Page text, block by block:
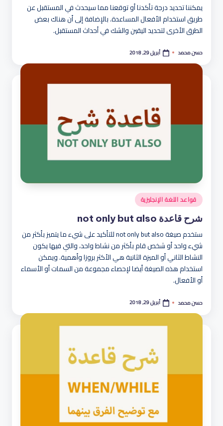
يمكننا تحديد درجة تأكدنا أو توقعنا مما سيحدث في المستقبل عن
طريق استخدام الأفعال المساعدة. بالإضافة إلى أن هناك بعض
الطرق الأخرى لتحديد اليقين والشك في أحداث المستقبل.
تمّ
بواسطة
حسن محمد أبريل 29, 2018
نُشر
في
قواعد اللغة الإنجليزية
شرح قاعدة not only but also
ستخدم صيغة not only but also للتأكيد على شيء ما يتميز بأكثر من
شيء واحد أو شخص قام بأكثر من نشاط واحد، والتي فيها يكون
النشاط الثاني أو الميزة الثانية هي الأكثر بروزا وأهمية. ويمكن
استخدام هذه الصيغة أيضا لإحصاء مجموعة من السمات أو الأسماء
أو الأفعال.
تمّ
النشر
بواسطة
حسن محمد أبريل 29, 2018